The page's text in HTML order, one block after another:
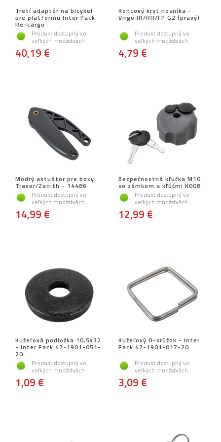
Tretí adaptér na bicykel
pre platformu Inter Pack
Re-cargo
Produkt dostupný vo
veľkých množstvách
40,19 €
Koncový kryt nosníka -
Virgo IR/RR/FP G2 (pravý)
Produkt dostupný vo
veľkých množstvách
4,79 €
Modrý aktuátor pre boxy
Traxer/Zenith - 14486
Produkt dostupný vo
veľkých množstvách
14,99 €
Bezpečnostná kľučka M10
so zámkom a kľúčmi K008
Produkt dostupný vo
veľkých množstvách
12,99 €
Kužeľová podložka 10,5x32
- Inter Pack 47-1901-051-
20
Produkt dostupný vo
veľkých množstvách
1,09 €
Kužeľový O-krúžok - Inter
Pack 47-1901-017-20
Produkt dostupný vo
veľkých množstvách
3,09 €